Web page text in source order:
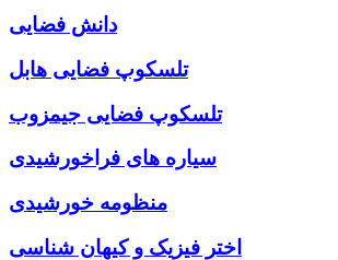
دانش فضایی
تلسکوپ فضایی هابل
تلسکوپ فضایی جیمزوب
سیاره های فراخورشیدی
منظومه خورشیدی
اختر فیزیک و کیهان شناسی